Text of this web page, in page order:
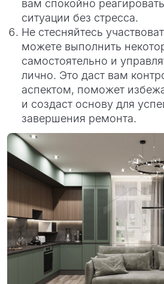
вам спокойно
ситуации без стресса.
Не стесняйтесь
можете выполнить
самостоятельно и
лично. Это даст вам
аспектом, поможет
и создаст основу для
завершения ремонта.